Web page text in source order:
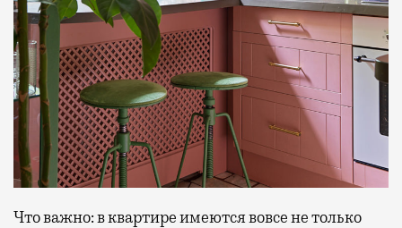
Что важно: в квартире имеются вовсе не только